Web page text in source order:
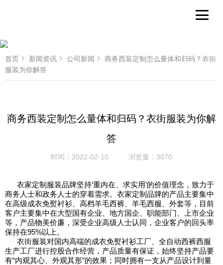
首页 新闻资讯 公司新闻
商务西装定制怎么量体和归码？衣街
服装为你解答
商务西装定制怎么量体和归码？衣街服装为你解
答
时间： 2022-02-10 浏览量： 3070
衣家定制服装品牌坚持‘重内在、求实用’的价值理念，致力于
商务人士和政务人士的穿着需求。衣家定制品牌的产品主要集中
在高级成衣免熨衬衫、高档羊毛西裤、羊毛西服、外套等，目前
客户主要集中在大型国有企业、地方国企、职能部门、上市企业
等，产品物美价廉，深受企业高级人士认同，企业客户的回头率
保持在95%以上。
衣街服装对国内高端的成衣免熨衬衫工厂、全自动西裤西服
生产工厂进行控股合作经营，产品质量有保证，始终坚持产品要
有“内观其心、外观其形”的效果；同时拥有一支从产品设计到量